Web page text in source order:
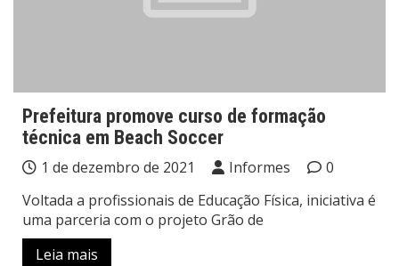
Prefeitura promove curso de formação
técnica em Beach Soccer
1 de dezembro de 2021 Informes
0
Voltada a profissionais de Educação Física, iniciativa é
uma parceria com o projeto Grão de
Leia mais